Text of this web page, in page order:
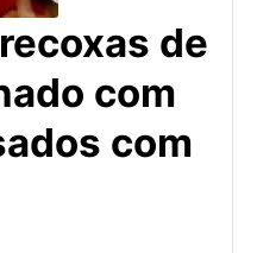
de
com
com